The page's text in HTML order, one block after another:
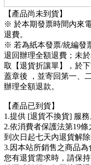
【產品尚未到貨】
※ 於本期發票時間內來
退費。
※ 若為紙本發票/統編發
退回辦理全額退費；未
取【退貨折讓單】，於
蓋章後 ，並寄回第一、
辦理全額退款。
【產品已到貨】
1.提供 [退貨不換貨] 服務
2.依消費者保護法第19
到次日起七天內退貨解除
3.因本站所銷售之商品
您有退貨需求時，請保